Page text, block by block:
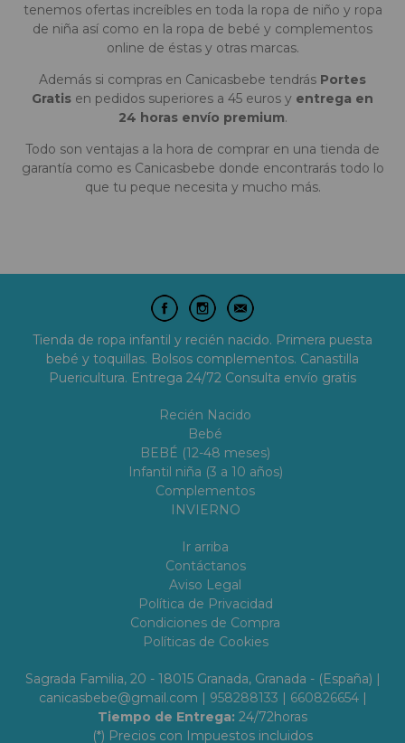
tenemos ofertas increíbles en toda la ropa de niño y ropa
de niña así como en la ropa de bebé y complementos
online de éstas y otras marcas.
Además si compras en Canicasbebe tendrás Portes
Gratis en pedidos superiores a 45 euros y entrega en
24 horas envío premium.
Todo son ventajas a la hora de comprar en una tienda de
garantía como es Canicasbebe donde encontrarás todo lo
que tu peque necesita y mucho más.
Tienda de ropa infantil y recién nacido. Primera puesta
bebé y toquillas. Bolsos complementos. Canastilla
Puericultura. Entrega 24/72 Consulta envío gratis
Recién Nacido
Bebé
BEBÉ (12-48 meses)
Infantil niña (3 a 10 años)
Complementos
INVIERNO
Ir arriba
Contáctanos
Aviso Legal
Política de Privacidad
Condiciones de Compra
Políticas de Cookies
Sagrada Familia, 20 - 18015 Granada, Granada - (España) |
canicasbebe@gmail.com | 958288133 | 660826654|
Tiempo de Entrega: 24/72horas
(*) Precios con Impuestos incluidos